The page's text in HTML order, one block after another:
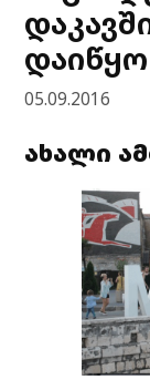
დაიწყო
05.09.2016
ახალი